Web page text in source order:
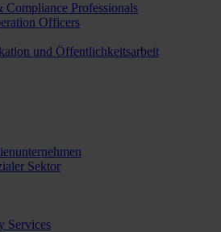
Professionals
Officers
und Öffentlichkeitsarbeit
Sektor
Services